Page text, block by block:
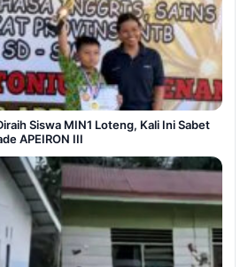
Siswa MIN1 Loteng, Kali Ini Sabet
APEIRON III